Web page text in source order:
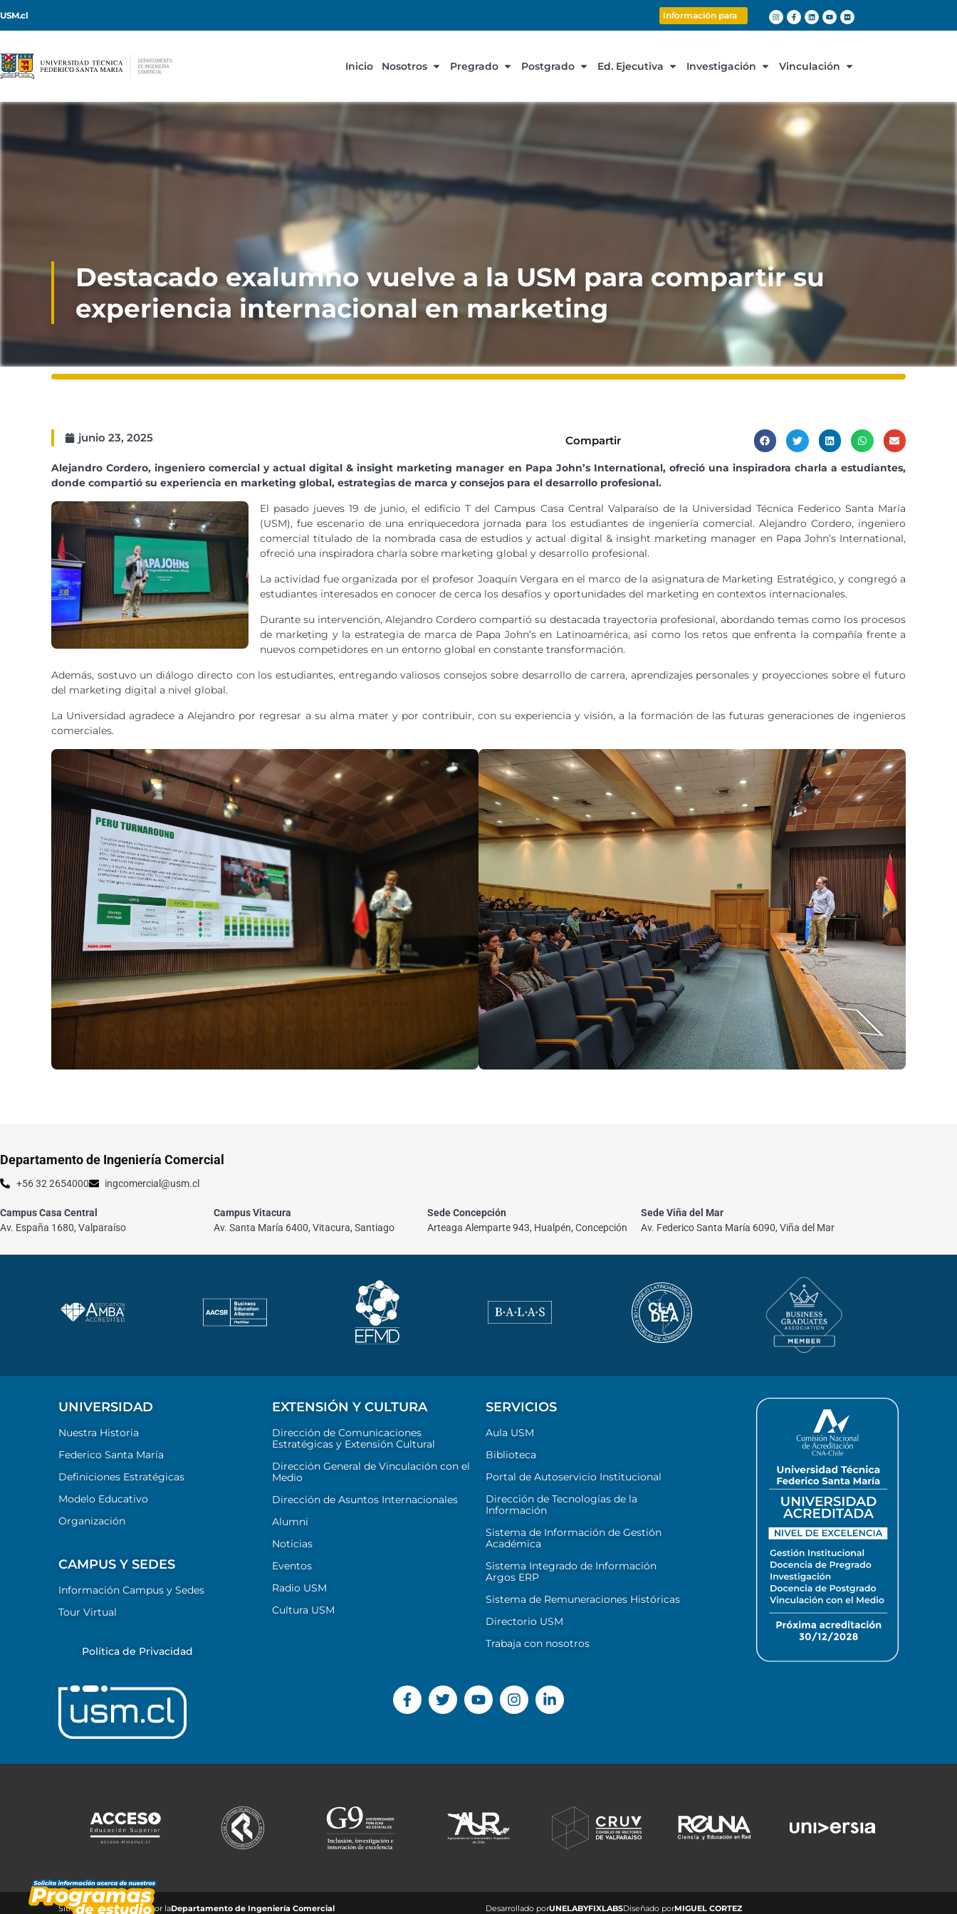
USM.cl Información para
Inicio Nosotros Pregrado Postgrado Ed. Ejecutiva Investigación Vinculación
Destacado exalumno vuelve a la USM para compartir su
experiencia internacional en marketing
junio 23, 2025 Compartir
Alejandro Cordero, ingeniero comercial y actual digital & insight marketing manager en Papa John’s International, ofreció una inspiradora charla a estudiantes,
donde compartió su experiencia en marketing global, estrategias de marca y consejos para el desarrollo profesional.
El pasado jueves 19 de junio, el edificio T del Campus Casa Central Valparaíso de la Universidad Técnica Federico Santa María
(USM), fue escenario de una enriquecedora jornada para los estudiantes de ingeniería comercial. Alejandro Cordero, ingeniero
comercial titulado de la nombrada casa de estudios y actual digital & insight marketing manager en Papa John’s International,
ofreció una inspiradora charla sobre marketing global y desarrollo profesional.
La actividad fue organizada por el profesor Joaquín Vergara en el marco de la asignatura de Marketing Estratégico, y congregó a
estudiantes interesados en conocer de cerca los desafíos y oportunidades del marketing en contextos internacionales.
Durante su intervención, Alejandro Cordero compartió su destacada trayectoria profesional, abordando temas como los procesos
de marketing y la estrategia de marca de Papa John’s en Latinoamérica, así como los retos que enfrenta la compañía frente a
nuevos competidores en un entorno global en constante transformación.
Además, sostuvo un diálogo directo con los estudiantes, entregando valiosos consejos sobre desarrollo de carrera, aprendizajes personales y proyecciones sobre el futuro
del marketing digital a nivel global.
La Universidad agradece a Alejandro por regresar a su alma mater y por contribuir, con su experiencia y visión, a la formación de las futuras generaciones de ingenieros
comerciales.
Departamento de Ingeniería Comercial
+56 32 2654000 ingcomercial@usm.cl
Campus Casa Central
Av. España 1680, Valparaíso
Campus Vitacura
Av. Santa María 6400, Vitacura, Santiago
Sede Concepción
Arteaga Alemparte 943, Hualpén, Concepción
Sede Viña del Mar
Av. Federico Santa María 6090, Viña del Mar
UNIVERSIDAD
Nuestra Historia
Federico Santa María
Definiciones Estratégicas
Modelo Educativo
Organización
CAMPUS Y SEDES
Información Campus y Sedes
Tour Virtual
Política de Privacidad
EXTENSIÓN Y CULTURA
Dirección de Comunicaciones
Estratégicas y Extensión Cultural
Dirección General de Vinculación con el
Medio
Dirección de Asuntos Internacionales
Alumni
Noticias
Eventos
Radio USM
Cultura USM
SERVICIOS
Aula USM
Biblioteca
Portal de Autoservicio Institucional
Dirección de Tecnologías de la
Información
Sistema de Información de Gestión
Académica
Sistema Integrado de Información
Argos ERP
Sistema de Remuneraciones Históricas
Directorio USM
Trabaja con nosotros
Sitio web administrado por laDepartamento de Ingeniería Comercial ​ Desarrollado porUNELABYFIXLABSDiseñado porMIGUEL CORTEZ